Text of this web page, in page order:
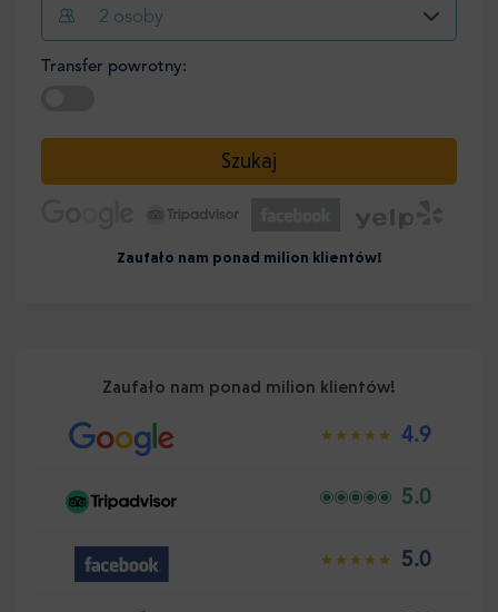
2 osoby
Transfer powrotny:
Szukaj
Zaufało nam ponad milion klientów!
Zaufało nam ponad milion klientów!
4.9
5.0
5.0